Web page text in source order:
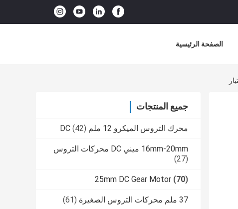
الصفحة الرئيسية
جميع المنتجات
محرك التروس الميكرو 12 ملم DC (42)
16mm-20mm ميني DC محركات التروس
(27)
25mm DC Gear Motor (70)
37 ملم محركات التروس الصغيرة (61)